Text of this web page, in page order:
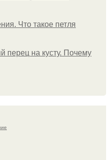
Что такое петля
перец на кусту. Почему